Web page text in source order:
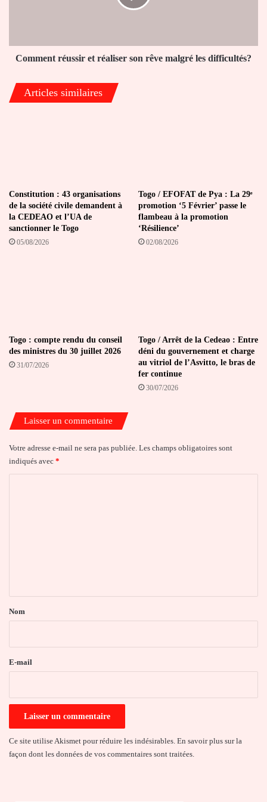
difficultés?
Comment réussir et réaliser son rêve malgré les difficultés?
Articles similaires
Constitution : 43 organisations
de la société civile demandent à
la CEDEAO et l’UA de
sanctionner le Togo
05/08/2026
Togo / EFOFAT de Pya : La 29ᵉ
promotion ‘5 Février’ passe le
flambeau à la promotion
‘Résilience’
02/08/2026
Togo : compte rendu du conseil
des ministres du 30 juillet 2026
31/07/2026
Togo / Arrêt de la Cedeao : Entre
déni du gouvernement et charge
au vitriol de l’Asvitto, le bras de
fer continue
30/07/2026
Laisser un commentaire
Votre adresse e-mail ne sera pas publiée. Les champs obligatoires sont
indiqués avec *
a
e
Nom
E-mail
Ce site utilise Akismet pour réduire les indésirables. En savoir plus sur la
façon dont les données de vos commentaires sont traitées